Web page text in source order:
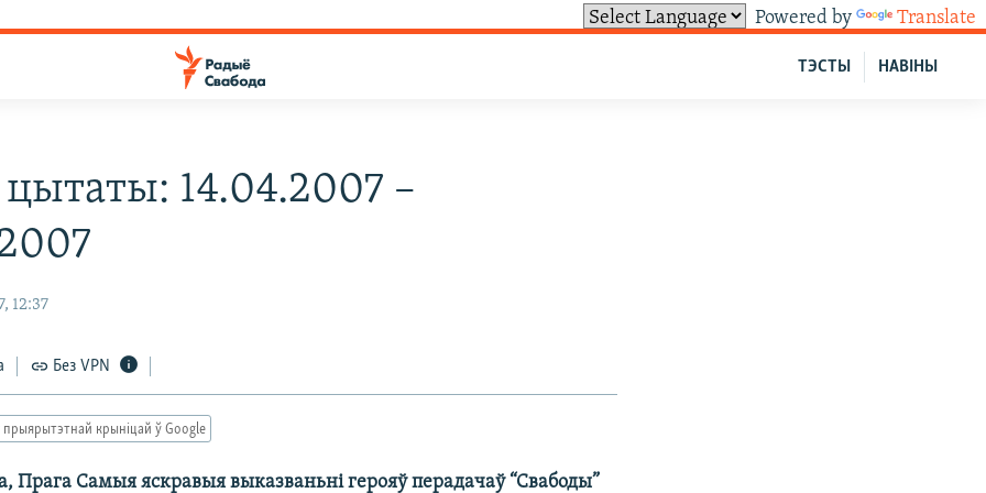
Powered by Translate
НАВІНЫ
ТЭСТЫ
14.04.2007 –
12:37
Без VPN
прыярытэтнай крыніцай ў Google
Прага Самыя яскравыя выказваньні герояў перадачаў “Свабоды”